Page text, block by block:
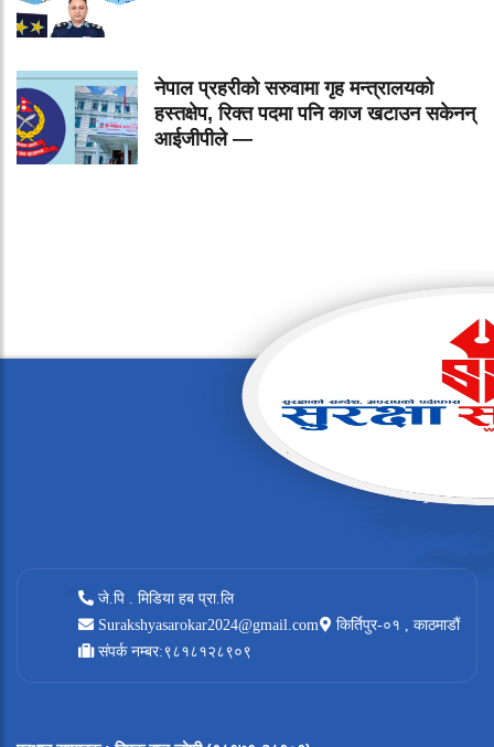
नेपाल प्रहरीको सरुवामा गृह मन्त्रालयको
हस्तक्षेप, रिक्त पदमा पनि काज खटाउन सकेनन्
आईजीपीले —
जे.पि . मिडिया हब प्रा.लि
Surakshyasarokar2024@gmail.com
किर्तिपुर-०१ , काठमाडौं
संपर्क नम्बर:९८१८१२८९०९